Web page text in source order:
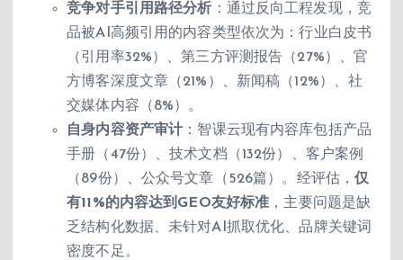
竞争对手引用路径分析 ：通过反向工程发现，竞
品被AI高频引用的内容类型依次为：行业白皮书
（引用率32%）、第三方评测报告（27%）、官
方博客深度文章（21%）、新闻稿（12%）、社
交媒体内容（8%）。
自身内容资产审计 ：智课云现有内容库包括产品
手册（47份）、技术文档（132份）、客户案例
（89份）、公众号文章（526篇）。经评估，仅
有11%的内容达到GEO友好标准 ，主要问题是缺
乏结构化数据、未针对AI抓取优化、品牌关键词
密度不足。